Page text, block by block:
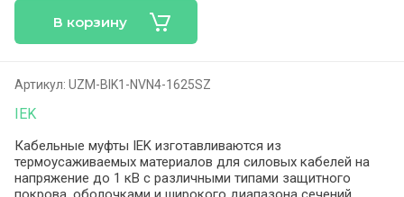
В корзину
Артикул: UZM-BIK1-NVN4-1625SZ
IEK
Кабельные муфты IEK изготавливаются из
термоусаживаемых материалов для силовых кабелей на
напряжение до 1 кВ с различными типами защитного